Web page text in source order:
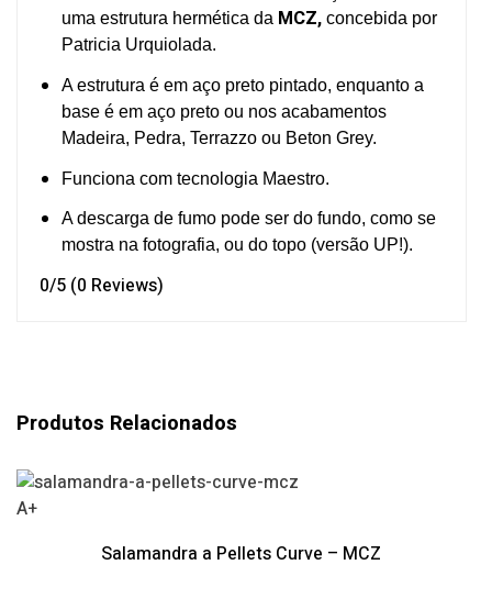
uma estrutura hermética da MCZ, concebida por
Patricia Urquiolada.
A estrutura é em aço preto pintado, enquanto a
base é em aço preto ou nos acabamentos
Madeira, Pedra, Terrazzo ou Beton Grey.
Funciona com tecnologia Maestro.
A descarga de fumo pode ser do fundo, como se
mostra na fotografia, ou do topo (versão UP!).
0/5 (0 Reviews)
Produtos Relacionados
A+
Salamandra a Pellets Curve – MCZ